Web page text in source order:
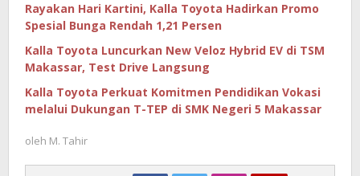
Rayakan Hari Kartini, Kalla Toyota Hadirkan Promo
Spesial Bunga Rendah 1,21 Persen
Kalla Toyota Luncurkan New Veloz Hybrid EV di TSM
Makassar, Test Drive Langsung
Kalla Toyota Perkuat Komitmen Pendidikan Vokasi
melalui Dukungan T-TEP di SMK Negeri 5 Makassar
oleh M. Tahir